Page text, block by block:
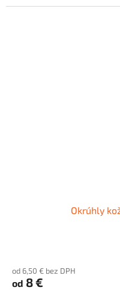
Okrúhly
od 6,50 € bez DPH
od 8 €